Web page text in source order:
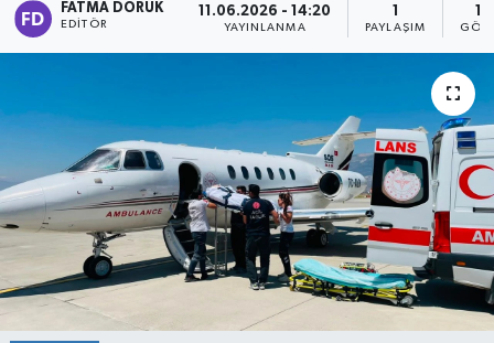
FATMA DORUK
EDITÖR
11.06.2026 - 14:20
YAYINLANMA
1
PAYLAŞIM